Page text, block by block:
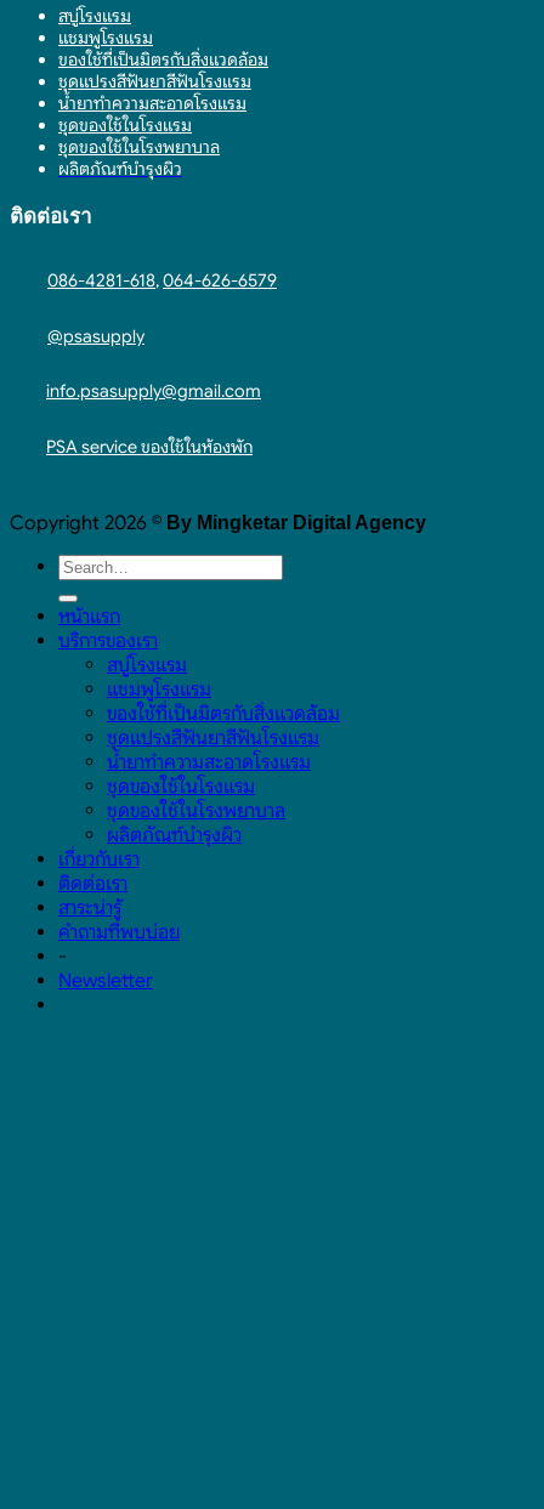
สบู่โรงแรม
แชมพูโรงแรม
ของใช้ที่เป็นมิตรกับสิ่งแวดล้อม
ชุดแปรงสีฟันยาสีฟันโรงแรม
น้ำยาทำความสะอาดโรงแรม
ชุดของใช้ในโรงแรม
ชุดของใช้ในโรงพยาบาล
ผลิตภัณฑ์บำรุงผิว
ติดต่อเรา
086-4281-618,064-626-6579
@psasupply
info.psasupply@gmail.com
PSA service ของใช้ในห้องพัก
Copyright 2026 © By Mingketar Digital Agency
หน้าแรก
บริการของเรา
สบู่โรงแรม
แชมพูโรงแรม
ของใช้ที่เป็นมิตรกับสิ่งแวดล้อม
ชุดแปรงสีฟันยาสีฟันโรงแรม
น้ำยาทำความสะอาดโรงแรม
ชุดของใช้ในโรงแรม
ชุดของใช้ในโรงพยาบาล
ผลิตภัณฑ์บำรุงผิว
เกี่ยวกับเรา
ติดต่อเรา
สาระน่ารู้
คำถามที่พบบ่อย
-
Newsletter